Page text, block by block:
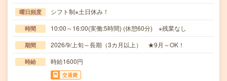
曜日頻度 シフト制※土日休み！
時間 10:00～16:00(実働:5時間) (休憩60分) ※残業なし
期間 2026/9/上旬～長期（3カ月以上） ★9月～OK！
時給 時給1600円
交通費